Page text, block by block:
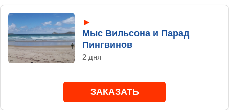
►
Мыс Вильсона и Парад
Пингвинов
2 дня
ЗАКАЗАТЬ